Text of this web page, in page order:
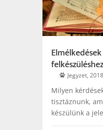
felkészüléshez
Jegyzet, 2018
Milyen
tisztáznunk,
készülünk a